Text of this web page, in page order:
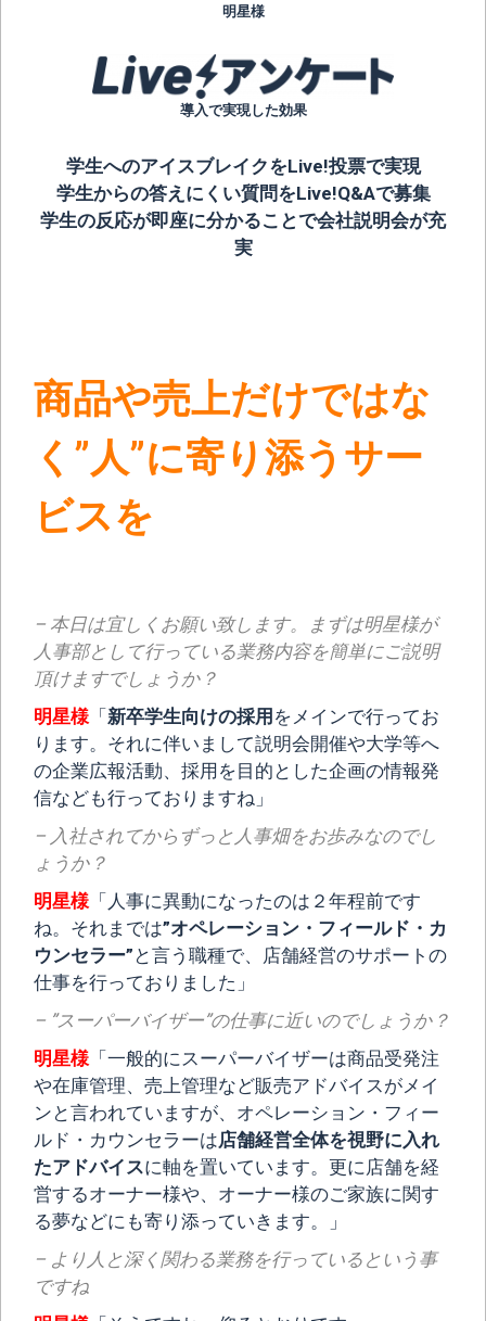
明星様
導入で実現した効果
学生へのアイスブレイクをLive!投票で実現
学生からの答えにくい質問をLive!Q&Aで募集
学生の反応が即座に分かることで会社説明会が充
実
商品や売上だけではな
く”人”に寄り添うサー
ビスを
– 本日は宜しくお願い致します。まずは明星様が
人事部として行っている業務内容を簡単にご説明
頂けますでしょうか？
明星様 「新卒学生向けの採用 をメインで行ってお
ります。それに伴いまして説明会開催や大学等へ
の企業広報活動、採用を目的とした企画の情報発
信なども行っておりますね」
– 入社されてからずっと人事畑をお歩みなのでし
ょうか？
明星様 「人事に異動になったのは２年程前です
ね。それまでは”オペレーション・フィールド・カ
ウンセラー” と言う職種で、店舗経営のサポートの
仕事を行っておりました」
– ”スーパーバイザー”の仕事に近いのでしょうか？
明星様 「一般的にスーパーバイザーは商品受発注
や在庫管理、売上管理など販売アドバイスがメイ
ンと言われていますが、オペレーション・フィー
ルド・カウンセラーは店舗経営全体を視野に入れ
たアドバイスに軸を置いています。更に店舗を経
営するオーナー様や、オーナー様のご家族に関す
る夢などにも寄り添っていきます。」
– より人と深く関わる業務を行っているという事
ですね